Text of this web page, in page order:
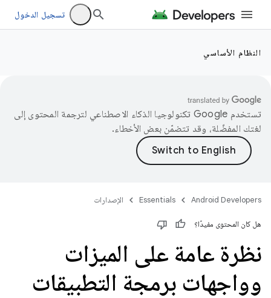
تسجيل الدخول
النظام الأساسي
تستخدم Google تكنولوجيا الذكاء الاصطناعي لترجمة المحتوى إلى
لغتك المفضّلة، وقد تتضمّن بعض الأخطاء.
Android Developers
Essentials الإصدارات
هل كان المحتوى مفيدًا؟
نظرة عامة على الميزات
وواجهات برمجة التطبيقات